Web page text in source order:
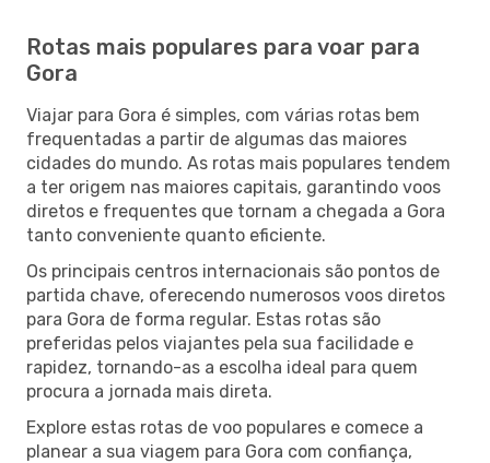
Rotas mais populares para voar para
Gora
Viajar para Gora é simples, com várias rotas bem
frequentadas a partir de algumas das maiores
cidades do mundo. As rotas mais populares tendem
a ter origem nas maiores capitais, garantindo voos
diretos e frequentes que tornam a chegada a Gora
tanto conveniente quanto eficiente.
Os principais centros internacionais são pontos de
partida chave, oferecendo numerosos voos diretos
para Gora de forma regular. Estas rotas são
preferidas pelos viajantes pela sua facilidade e
rapidez, tornando-as a escolha ideal para quem
procura a jornada mais direta.
Explore estas rotas de voo populares e comece a
planear a sua viagem para Gora com confiança,